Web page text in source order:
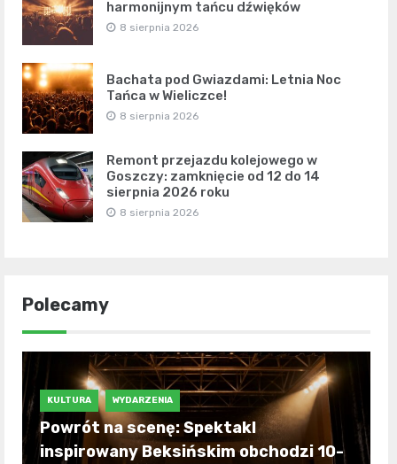
harmonijnym tańcu dźwięków
8 sierpnia 2026
Bachata pod Gwiazdami: Letnia Noc
Tańca w Wieliczce!
8 sierpnia 2026
Remont przejazdu kolejowego w
Goszczy: zamknięcie od 12 do 14
sierpnia 2026 roku
8 sierpnia 2026
Polecamy
KULTURA WYDARZENIA
Powrót na scenę: Spektakl
inspirowany Beksińskim obchodzi 10-